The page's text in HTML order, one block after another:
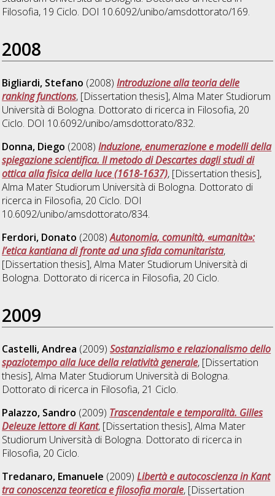
Filosofia, 19 Ciclo. DOI 10.6092/unibo/amsdottorato/169.
2008
Bigliardi, Stefano (2008)Introduzione alla teoria delle
ranking functions, [Dissertation thesis], Alma Mater Studiorum
Università di Bologna. Dottorato di ricerca in Filosofia, 20
Ciclo. DOI 10.6092/unibo/amsdottorato/832.
Donna, Diego (2008)Induzione, enumerazione e modelli della
spiegazione scientifica. Il metodo di Descartes dagli studi di
ottica alla fisica della luce (1618-1637), [Dissertation thesis],
Alma Mater Studiorum Università di Bologna. Dottorato di
ricerca in Filosofia, 20 Ciclo. DOI
10.6092/unibo/amsdottorato/834.
Ferdori, Donato (2008)Autonomia, comunità, «umanità»:
l’etica kantiana di fronte ad una sfida comunitarista,
[Dissertation thesis], Alma Mater Studiorum Università di
Bologna. Dottorato di ricerca in Filosofia, 20 Ciclo.
2009
Castelli, Andrea (2009)Sostanzialismo e relazionalismo dello
spaziotempo alla luce della relatività generale, [Dissertation
thesis], Alma Mater Studiorum Università di Bologna.
Dottorato di ricerca in Filosofia, 21 Ciclo.
Palazzo, Sandro (2009) Trascendentale e temporalità. Gilles
Deleuze lettore di Kant, [Dissertation thesis], Alma Mater
Studiorum Università di Bologna. Dottorato di ricerca in
Filosofia, 20 Ciclo.
Tredanaro, Emanuele (2009)Libertà e autocoscienza in Kant
tra conoscenza teoretica e filosofia morale, [Dissertation